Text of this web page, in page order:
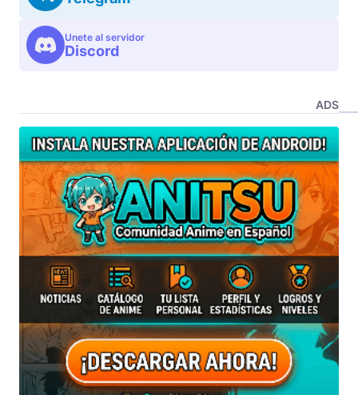
Unete al servidor
Discord
ADS